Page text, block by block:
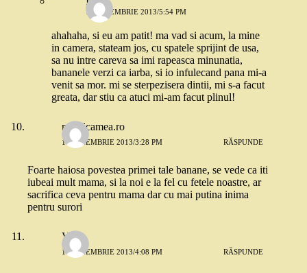
11 NOIEMBRIE 2013/5:54 PM
ahahaha, si eu am patit! ma vad si acum, la mine
in camera, stateam jos, cu spatele sprijint de usa,
sa nu intre careva sa imi rapeasca minunatia,
bananele verzi ca iarba, si io infulecand pana mi-a
venit sa mor. mi se sterpezisera dintii, mi s-a facut
greata, dar stiu ca atuci mi-am facut plinul!
mamicamea.ro
11 NOIEMBRIE 2013/3:28 PM RĂSPUNDE
Foarte haiosa povestea primei tale banane, se vede ca iti
iubeai mult mama, si la noi e la fel cu fetele noastre, ar
sacrifica ceva pentru mama dar cu mai putina inima
pentru surori
V.
11 NOIEMBRIE 2013/4:08 PM RĂSPUNDE